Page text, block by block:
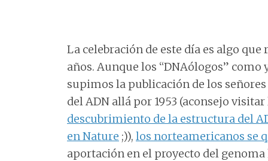
La celebración de este día es algo
años. Aunque los “DNAólogos”
supimos la publicación de los
del ADN allá por 1953 (aconsejo
descubrimiento de la estructura del
en Nature ;)), los norteamericanos se
aportación en el proyecto del